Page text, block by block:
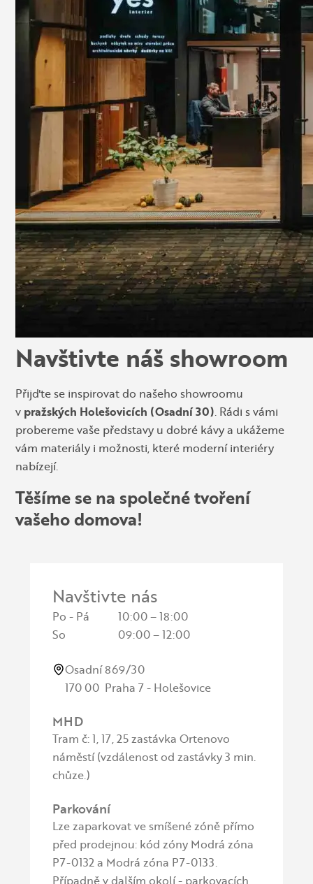
Navštivte náš showroom
Přijďte se inspirovat do našeho showroomu
v pražských Holešovicích (Osadní 30). Rádi s vámi
probereme vaše představy u dobré kávy a ukážeme
vám materiály i možnosti, které moderní interiéry
nabízejí.
Těšíme se na společné tvoření
vašeho domova!
Navštivte nás
Po - Pá
10:00 – 18:00
So
09:00 – 12:00
Osadní 869/30
170 00 Praha 7 - Holešovice
MHD
Tram č: 1, 17, 25 zastávka Ortenovo
náměstí (vzdálenost od zastávky 3 min.
chůze.)
Parkování
Lze zaparkovat ve smíšené zóně přímo
před prodejnou: kód zóny Modrá zóna
P7-0132 a Modrá zóna P7-0133.
Případně v dalším okolí - parkovacích